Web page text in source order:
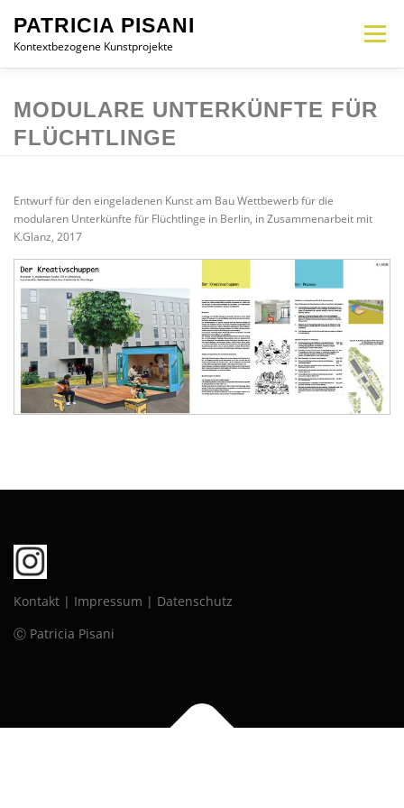
Inhalt
springen
PATRICIA PISANI
Kontextbezogene Kunstprojekte
Menü
MEMORIAL INTERVENTION INSTALLATION OBJEKT CV
MODULARE UNTERKÜNFTE FÜR
FLÜCHTLINGE
Entwurf für den eingeladenen Kunst am Bau Wettbewerb für die
modularen Unterkünfte für Flüchtlinge in Berlin, in Zusammenarbeit mit
K.Glanz, 2017
Kontakt | Impressum | Datenschutz
Ⓒ Patricia Pisani